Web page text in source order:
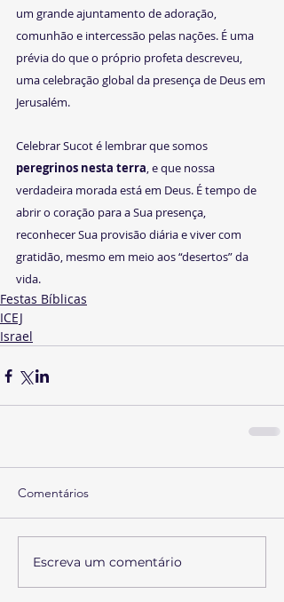
um grande ajuntamento de adoração,
comunhão e intercessão pelas nações. É uma
prévia do que o próprio profeta descreveu,
uma celebração global da presença de Deus em
Jerusalém.
Celebrar Sucot é lembrar que somos
peregrinos nesta terra, e que nossa
verdadeira morada está em Deus. É tempo de
abrir o coração para a Sua presença,
reconhecer Sua provisão diária e viver com
gratidão, mesmo em meio aos “desertos” da
vida.
Festas Bíblicas
ICEJ
Israel
Comentários
Escreva um comentário